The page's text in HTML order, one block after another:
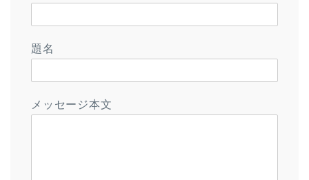
題名
メッセージ本文